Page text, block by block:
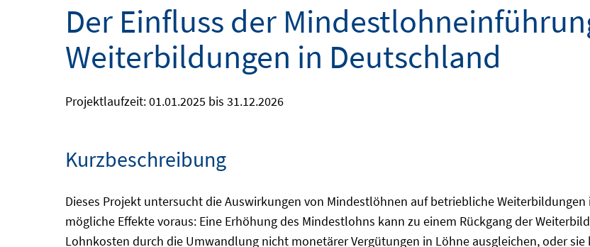
Der Einfluss der
Weiterbildungen in Deutschland
Projektlaufzeit: 01.01.2025 bis 31.12.2026
Kurzbeschreibung
Dieses Projekt untersucht die Auswirkungen von Mindestlöhnen auf betriebliche
mögliche Effekte voraus: Eine Erhöhung des Mindestlohns kann zu einem Rückgang der
Lohnkosten durch die Umwandlung nicht monetärer Vergütungen in Löhne ausgleichen, oder